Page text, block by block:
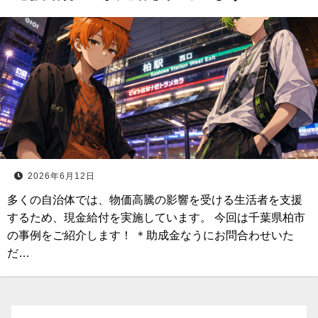
2026年6月12日
多くの自治体では、物価高騰の影響を受ける生活者を支援
するため、現金給付を実施しています。 今回は千葉県柏市
の事例をご紹介します！ ＊助成金なうにお問合わせいた
だ…